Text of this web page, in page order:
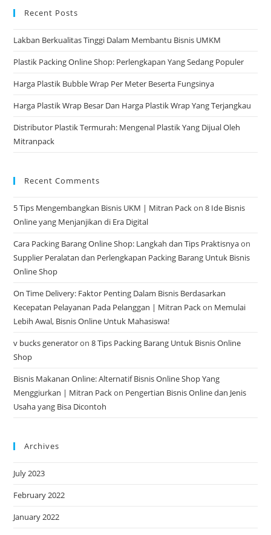
Recent Posts
Lakban Berkualitas Tinggi Dalam Membantu Bisnis UMKM
Plastik Packing Online Shop: Perlengkapan Yang Sedang Populer
Harga Plastik Bubble Wrap Per Meter Beserta Fungsinya
Harga Plastik Wrap Besar Dan Harga Plastik Wrap Yang Terjangkau
Distributor Plastik Termurah: Mengenal Plastik Yang Dijual Oleh
Mitranpack
Recent Comments
5 Tips Mengembangkan Bisnis UKM | Mitran Packon8 Ide Bisnis
Online yang Menjanjikan di Era Digital
Cara Packing Barang Online Shop: Langkah dan Tips Praktisnyaon
Supplier Peralatan dan Perlengkapan Packing Barang Untuk Bisnis
Online Shop
On Time Delivery: Faktor Penting Dalam Bisnis Berdasarkan
Kecepatan Pelayanan Pada Pelanggan | Mitran Packon Memulai
Lebih Awal, Bisnis Online Untuk Mahasiswa!
v bucks generatoron8 Tips Packing Barang Untuk Bisnis Online
Shop
Bisnis Makanan Online: Alternatif Bisnis Online Shop Yang
Menggiurkan | Mitran Packon Pengertian Bisnis Online dan Jenis
Usaha yang Bisa Dicontoh
Archives
July 2023
February 2022
January 2022